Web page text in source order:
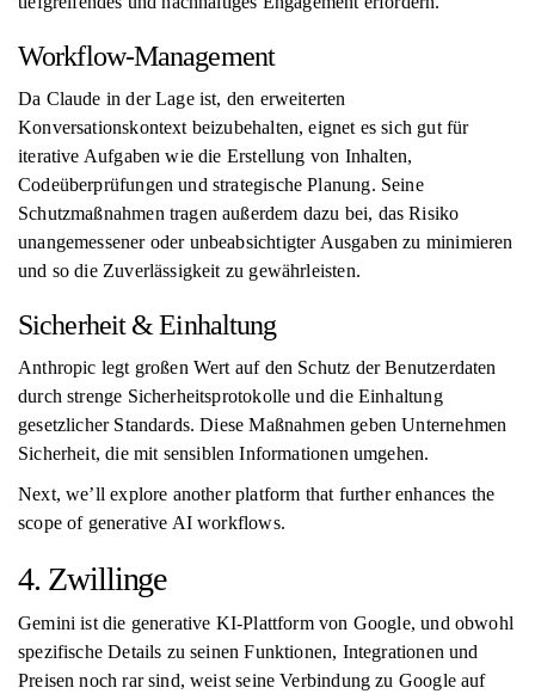
Workflow-Management
Da Claude in der Lage ist, den erweiterten
Konversationskontext beizubehalten, eignet es sich gut für
iterative Aufgaben wie die Erstellung von Inhalten,
Codeüberprüfungen und strategische Planung. Seine
Schutzmaßnahmen tragen außerdem dazu bei, das Risiko
unangemessener oder unbeabsichtigter Ausgaben zu minimieren
und so die Zuverlässigkeit zu gewährleisten.
Sicherheit & Einhaltung
Anthropic legt großen Wert auf den Schutz der Benutzerdaten
durch strenge Sicherheitsprotokolle und die Einhaltung
gesetzlicher Standards. Diese Maßnahmen geben Unternehmen
Sicherheit, die mit sensiblen Informationen umgehen.
Next, we’ll explore another platform that further enhances the
scope of generative AI workflows.
4. Zwillinge
Gemini ist die generative KI-Plattform von Google, und obwohl
spezifische Details zu seinen Funktionen, Integrationen und
Preisen noch rar sind, weist seine Verbindung zu Google auf